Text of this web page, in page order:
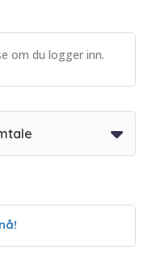
om du logger inn.